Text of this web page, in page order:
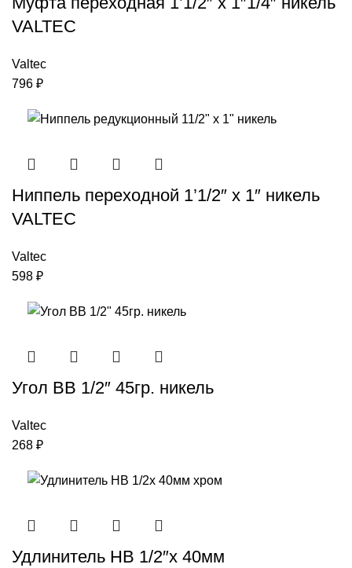
VALTEC
Valtec
796 ₽
Ниппель переходной 1’1/2″ х 1″ никель
VALTEC
Valtec
598 ₽
Угол ВВ 1/2″ 45гр. никель
Valtec
268 ₽
Удлинитель НВ 1/2″x 40мм